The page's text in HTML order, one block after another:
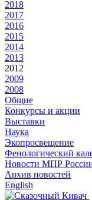
2018
2017
2016
2015
2014
2013
2012
2009
2008
Общие
Конкурсы и акции
Выставки
Наука
Экопросвещение
Фенологический
Новости МПР
Архив новостей
English